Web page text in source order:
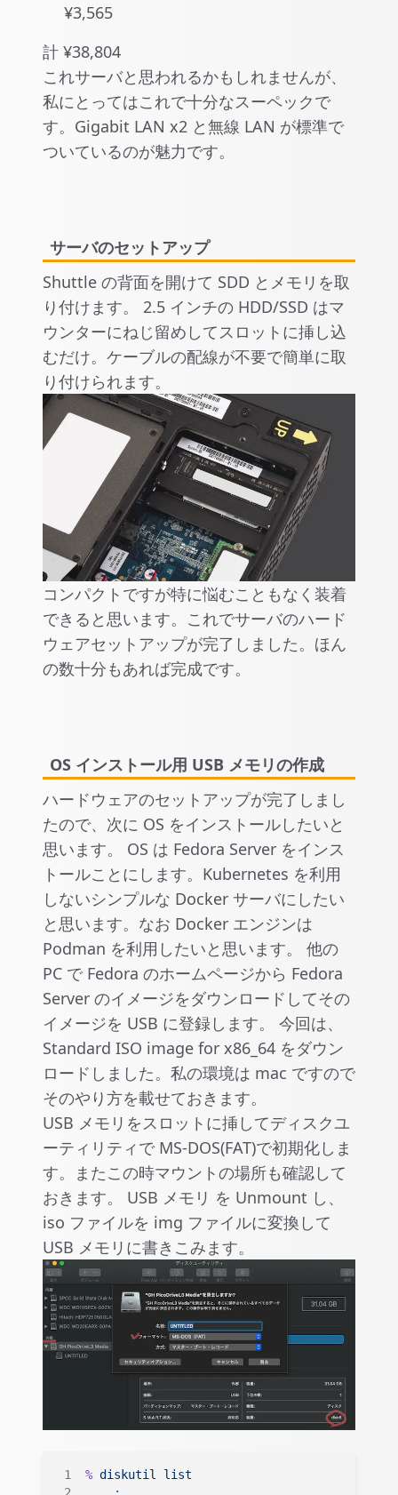
¥3,565
計 ¥38,804
これサーバと思われるかもしれませんが、
私にとってはこれで十分なスーペックで
す。Gigabit LAN x2 と無線 LAN が標準で
ついているのが魅力です。
サーバのセットアップ
Shuttle の背面を開けて SDD とメモリを取
り付けます。 2.5 インチの HDD/SSD はマ
ウンターにねじ留めしてスロットに挿し込
むだけ。ケーブルの配線が不要で簡単に取
り付けられます。
コンパクトですが特に悩むこともなく装着
できると思います。これでサーバのハード
ウェアセットアップが完了しました。ほん
の数十分もあれば完成です。
OS インストール用 USB メモリの作成
ハードウェアのセットアップが完了しまし
たので、次に OS をインストールしたいと
思います。 OS は Fedora Server をインス
トールことにします。Kubernetes を利用
しないシンプルな Docker サーバにしたい
と思います。なお Docker エンジンは
Podman を利用したいと思います。 他の
PC で Fedora のホームページから Fedora
Server のイメージをダウンロードしてその
イメージを USB に登録します。 今回は、
Standard ISO image for x86_64 をダウン
ロードしました。私の環境は mac ですので
そのやり方を載せておきます。
USB メモリをスロットに挿してディスクユ
ーティリティで MS-DOS(FAT)で初期化しま
す。またこの時マウントの場所も確認して
おきます。 USB メモリ を Unmount し、
iso ファイルを img ファイルに変換して
USB メモリに書きこみます。
% diskutil list